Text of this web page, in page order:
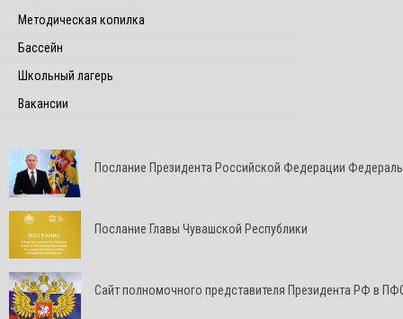
Методическая копилка
Бассейн
Школьный лагерь
Вакансии
Послание Президента Российской Федерации
Послание Главы Чувашской Республики
Cайт полномочного представителя Президента РФ в